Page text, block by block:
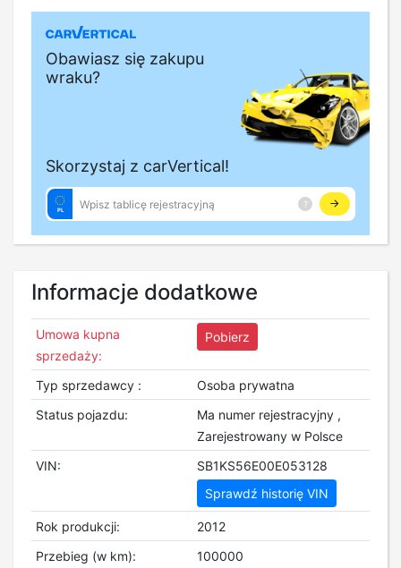
Informacje dodatkowe
Umowa kupna
sprzedaży:
Pobierz
Typ sprzedawcy :
Osoba prywatna
Status pojazdu:
Ma numer rejestracyjny ,
Zarejestrowany w Polsce
VIN:
SB1KS56E00E053128
Sprawdź historię VIN
Rok produkcji:
2012
Przebieg (w km):
100000